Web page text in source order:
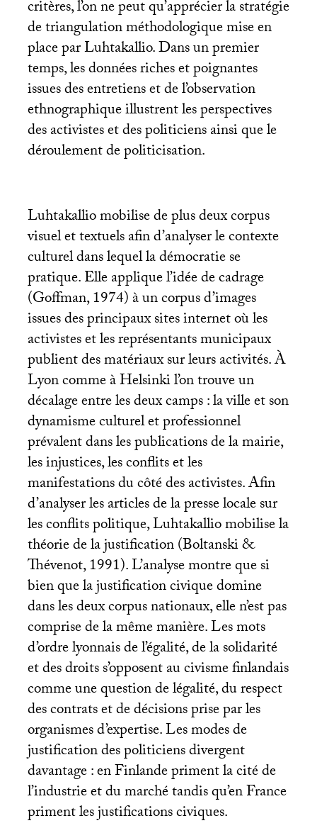
critères, l’on ne peut qu’apprécier la stratégie
de triangulation méthodologique mise en
place par Luhtakallio. Dans un premier
temps, les données riches et poignantes
issues des entretiens et de l’observation
ethnographique illustrent les perspectives
des activistes et des politiciens ainsi que le
déroulement de politicisation.
Luhtakallio mobilise de plus deux corpus
visuel et textuels afin d’analyser le contexte
culturel dans lequel la démocratie se
pratique. Elle applique l’idée de cadrage
(Goffman, 1974) à un corpus d’images
issues des principaux sites internet où les
activistes et les représentants municipaux
publient des matériaux sur leurs activités. À
Lyon comme à Helsinki l’on trouve un
décalage entre les deux camps : la ville et son
dynamisme culturel et professionnel
prévalent dans les publications de la mairie,
les injustices, les conflits et les
manifestations du côté des activistes. Afin
d’analyser les articles de la presse locale sur
les conflits politique, Luhtakallio mobilise la
théorie de la justification (Boltanski &
Thévenot, 1991). L’analyse montre que si
bien que la justification civique domine
dans les deux corpus nationaux, elle n’est pas
comprise de la même manière. Les mots
d’ordre lyonnais de l’égalité, de la solidarité
et des droits s’opposent au civisme finlandais
comme une question de légalité, du respect
des contrats et de décisions prise par les
organismes d’expertise. Les modes de
justification des politiciens divergent
davantage : en Finlande priment la cité de
l’industrie et du marché tandis qu’en France
priment les justifications civiques.